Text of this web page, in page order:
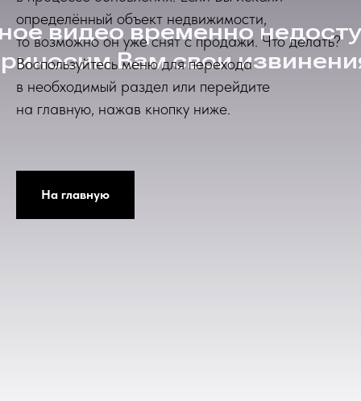
определённый объект недвижимости,
то возможно он уже снят с продажи. Что делать?
Воспользуйтесь меню для перехода
в необходимый раздел или перейдите
на главную, нажав кнопку ниже.
На главную